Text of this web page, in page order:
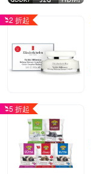
2 折起
5 折起